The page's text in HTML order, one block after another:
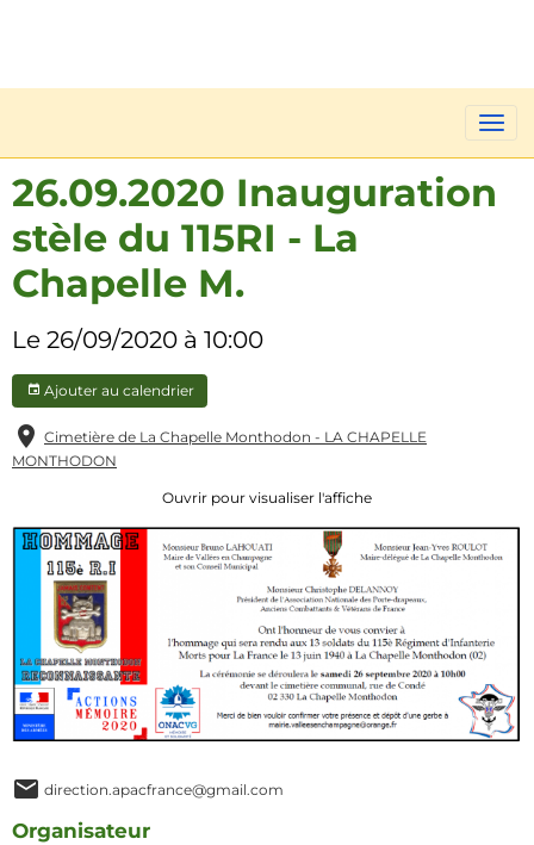
26.09.2020 Inauguration
stèle du 115RI - La
Chapelle M.
Le 26/09/2020 à 10:00
Ajouter au calendrier
Cimetière de La Chapelle Monthodon - LA CHAPELLE
MONTHODON
Ouvrir pour visualiser l'affiche
direction.apacfrance@gmail.com
Organisateur